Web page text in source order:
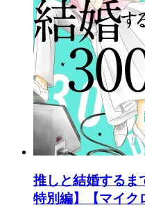
推しと結婚するま
特別編】【マイク